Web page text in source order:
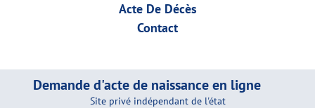
Acte De Décès
Contact
Demande d'acte de naissance en ligne
Site privé indépendant de l'état